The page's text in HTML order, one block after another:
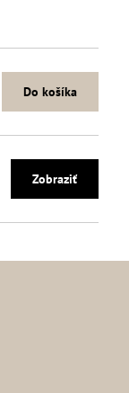
Do košíka
Zobraziť